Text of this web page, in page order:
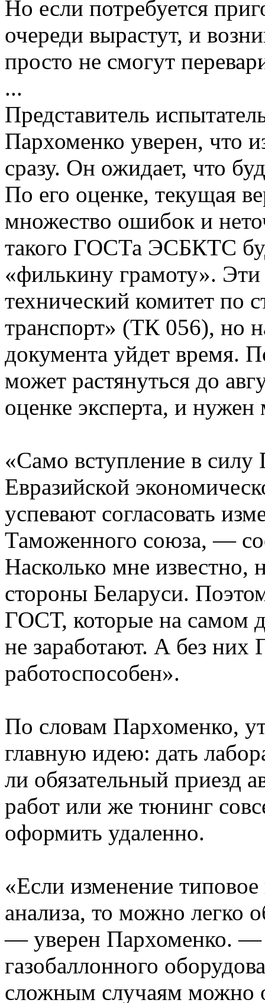
Но если потребуется
очереди вырастут, и
просто не смогут
...
Представитель
Пархоменко уверен, что
сразу. Он ожидает, что
По его оценке, текущая
множество ошибок и
такого ГОСТа ЭСБКТС
«филькину грамоту».
технический комитет по
транспорт» (ТК 056), но
документа уйдет время.
может растянуться до
оценке эксперта, и нужен
«Само вступление в
Евразийской
успевают согласовать
Таможенного союза, —
Насколько мне известно,
стороны Беларуси.
ГОСТ, которые на самом
не заработают. А без
работоспособен».
По словам Пархоменко,
главную идею: дать
ли обязательный приезд
работ или же тюнинг
оформить удаленно.
«Если изменение типовое
анализа, то можно легко
— уверен Пархоменко. —
газобаллонного
сложным случаям можно